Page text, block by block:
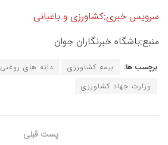
سرویس خبری:کشاورزی و باغبانی
منبع:باشگاه خبرنگاران جوان
برچسب ها: بیمه کشاورزی دانه های روغنی
وزارت جهاد کشاورزى
پست قبلی